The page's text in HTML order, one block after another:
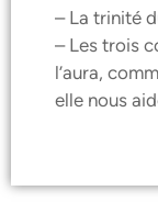
– La trinité
– Les trois
l’aura,
elle nous